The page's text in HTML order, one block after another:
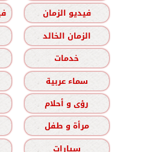
فيديو الزمان
الزمان الخالد
خدمات
سماء عربية
رؤى و أحلام
مرأة و طفل
سيارات